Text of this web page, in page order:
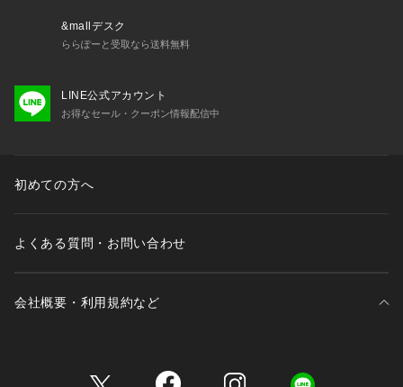
＜関連アイテム＞
・69201 ブラジャー（E・F）
・69202 ブラジャー（G・H）
・79201 レースショーツ
・79204 Tバックショーツ
&mallデスク
ららぽーと受取なら送料無料
LINE公式アカウント
お得なセール・クーポン情報配信中
初めての方へ
よくある質問・お問い合わせ
会社概要・利用規約など